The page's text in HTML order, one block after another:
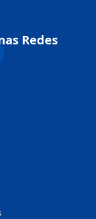
Redes